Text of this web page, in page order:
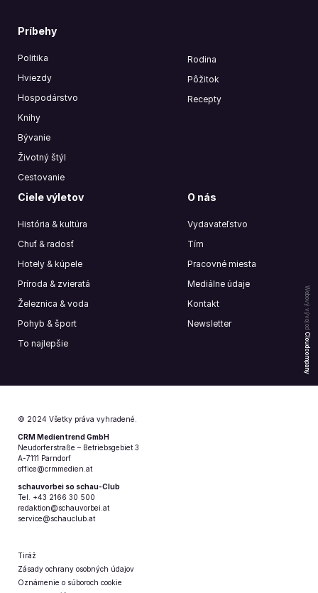
Webový vývoj od
Cloudcompany
Príbehy
Politika
Hviezdy
Hospodárstvo
Knihy
Bývanie
Životný štýl
Cestovanie
Rodina
Pôžitok
Recepty
Ciele výletov
História & kultúra
Chuť & radosť
Hotely & kúpele
Príroda & zvieratá
Železnica & voda
Pohyb & šport
To najlepšie
O nás
Vydavateľstvo
Tím
Pracovné miesta
Mediálne údaje
Kontakt
Newsletter
© 2024 Všetky práva vyhradené.
CRM Medientrend GmbH
Neudorferstraße – Betriebsgebiet 3
A-7111 Parndorf
office@crmmedien.at
schauvorbei so schau-Club
Tel. +43 2166 30 500
redaktion@schauvorbei.at
service@schauclub.at
Tiráž
Zásady ochrany osobných údajov
Oznámenie o súboroch cookie